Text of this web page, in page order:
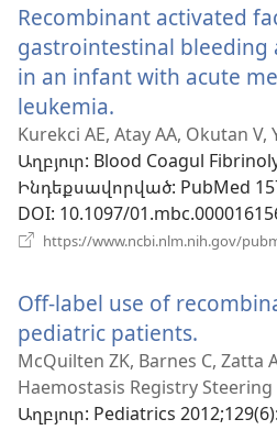
Recombinant activated
gastrointestinal
in an infant with acute
leukemia.
է
նոր
պատուհան)
Kurekci AE, Atay AA, Okutan V,
Աղբյուր‎: Blood Coagul
Ինդեքսավորված‎: PubMed
DOI‎: 10.1097/
https://www.ncbi.nlm.nih.gov/
Off-label use of
pediatric patients.
է
նոր
McQuilten ZK, Barnes C, Zatta
Haemostasis Registry
Աղբյուր‎: Pediatrics